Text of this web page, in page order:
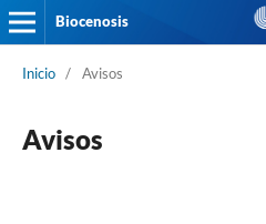
Biocenosis
Inicio / Avisos
Avisos